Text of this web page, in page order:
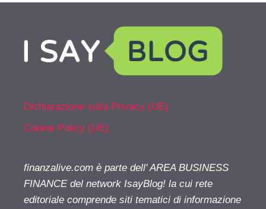
Dichiarazione sulla Privacy (UE)
Cookie Policy (UE)
finanzalive.com è parte dell' AREA BUSINESS
FINANCE del network IsayBlog! la cui rete
editoriale comprende siti tematici di informazione